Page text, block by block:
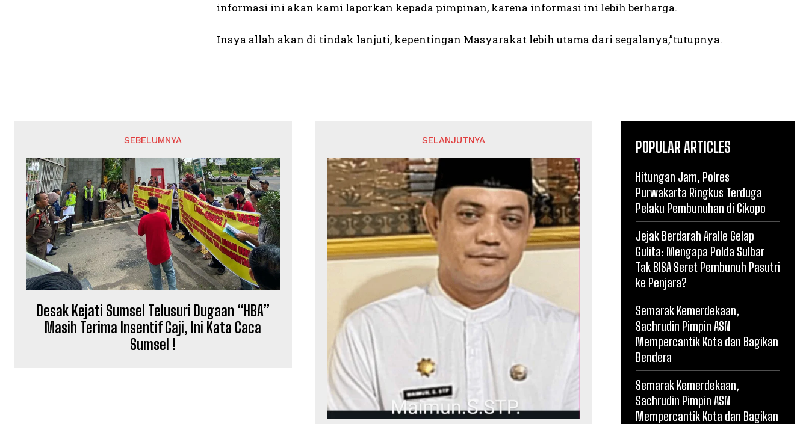
informasi ini akan kami laporkan kepada pimpinan, karena informasi ini lebih berharga.
Insya allah akan di tindak lanjuti, kepentingan Masyarakat lebih utama dari segalanya,”tutupnya.
SEBELUMNYA
Desak Kejati Sumsel Telusuri Dugaan “HBA”
Masih Terima Insentif Gaji, Ini Kata Caca
Sumsel !
SELANJUTNYA POPULAR ARTICLES
Hitungan Jam, Polres
Purwakarta Ringkus Terduga
Pelaku Pembunuhan di Cikopo
Jejak Berdarah Aralle Gelap
Gulita: Mengapa Polda Sulbar
Tak BISA Seret Pembunuh Pasutri
ke Penjara?
Semarak Kemerdekaan,
Sachrudin Pimpin ASN
Mempercantik Kota dan Bagikan
Bendera
Semarak Kemerdekaan,
Sachrudin Pimpin ASN
Mempercantik Kota dan Bagikan